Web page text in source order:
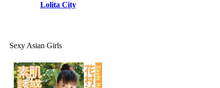
Lolita City
Sexy Asian Girls